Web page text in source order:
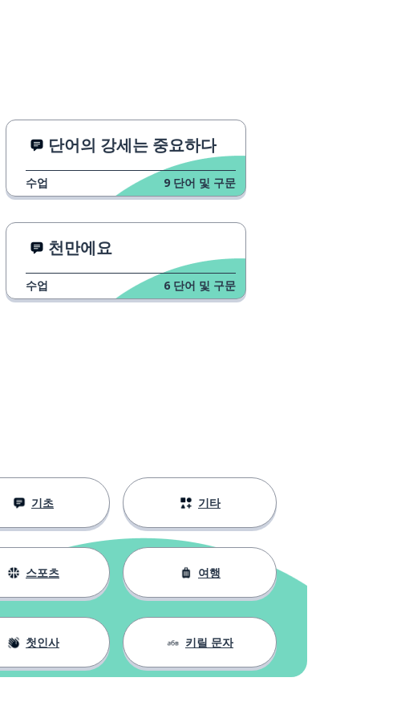
단어의 강세는 중요하다
수업 9 단어 및 구문
천만에요
수업 6 단어 및 구문
기초 기타
스포츠 여행
첫인사 키릴 문자